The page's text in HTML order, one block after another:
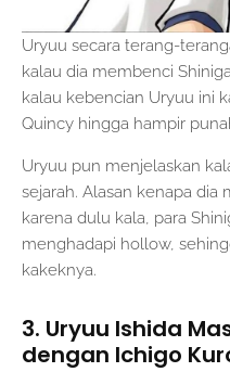
Uryuu secara terang-
kalau dia membenci
kalau kebencian Uryuu ini
Quincy hingga hampir
Uryuu pun menjelaskan
sejarah. Alasan kenapa dia
karena dulu kala, para
menghadapi hollow,
kakeknya.
3. Uryuu Ishida
dengan Ichigo